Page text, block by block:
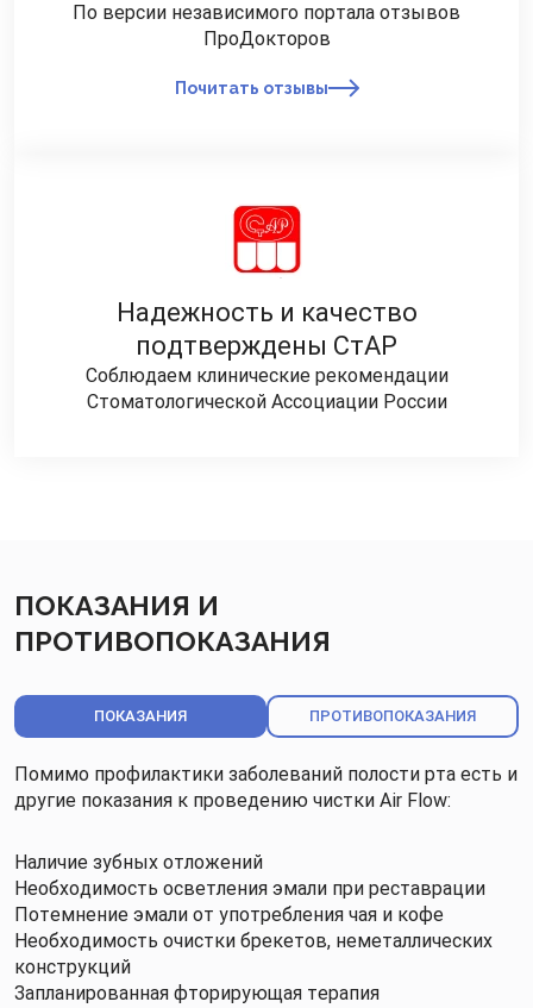
По версии независимого портала отзывов
ПроДокторов
Почитать отзывы
Надежность и качество
подтверждены СтАР
Соблюдаем клинические рекомендации
Стоматологической Ассоциации России
ПОКАЗАНИЯ И
ПРОТИВОПОКАЗАНИЯ
ПОКАЗАНИЯ ПРОТИВОПОКАЗАНИЯ
Помимо профилактики заболеваний полости рта есть и
другие показания к проведению чистки Air Flow:
Наличие зубных отложений
Необходимость осветления эмали при реставрации
Потемнение эмали от употребления чая и кофе
Необходимость очистки брекетов, неметаллических
конструкций
Запланированная фторирующая терапия